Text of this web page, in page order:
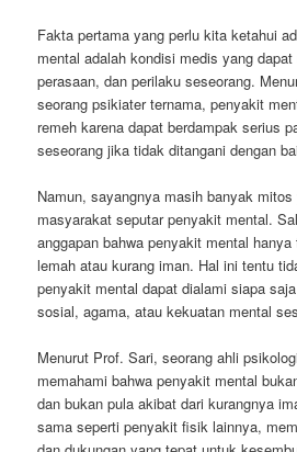
Fakta pertama yang perlu kita ketahui
mental adalah kondisi medis yang
perasaan, dan perilaku seseorang.
seorang psikiater ternama, penyakit
remeh karena dapat berdampak serius
seseorang jika tidak ditangani dengan
Namun, sayangnya masih banyak
masyarakat seputar penyakit mental.
anggapan bahwa penyakit mental
lemah atau kurang iman. Hal ini tentu
penyakit mental dapat dialami siapa
sosial, agama, atau kekuatan mental
Menurut Prof. Sari, seorang ahli
memahami bahwa penyakit mental
dan bukan pula akibat dari kurangnya
sama seperti penyakit fisik lainnya,